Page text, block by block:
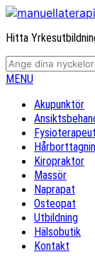
Hitta
MENU
Akupunktör
Fysioterapeut
Kiropraktor
Massör
Naprapat
Osteopat
Utbildning
Hälsobutik
Kontakt